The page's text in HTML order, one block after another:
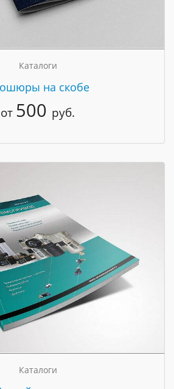
Каталоги
на скобе
от 500 руб.
Каталоги